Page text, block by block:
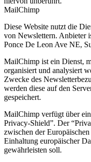
MailChimp
Diese Website nutzt die
von Newslettern. Anbieter
Ponce De Leon Ave NE,
MailChimp ist ein Dienst,
organisiert und analysiert
Zwecke des
werden diese auf den
gespeichert.
MailChimp verfügt über
Privacy-Shield”. Der
zwischen der
Einhaltung europäischer
gewährleisten soll.